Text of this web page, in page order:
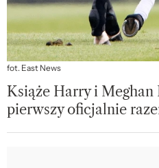
fot. East News
Książe Harry i
pierwszy oficjalnie